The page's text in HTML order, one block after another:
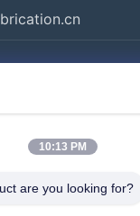
10:13 PM
are you looking for?